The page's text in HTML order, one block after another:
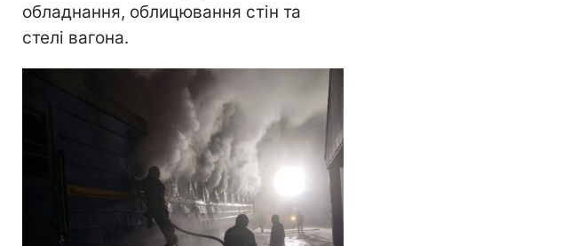
обладнання, облицювання стін та
стелі вагона.